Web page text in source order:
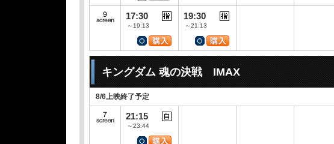
17:30
～19:13
19:30
～21:13
キングダム 魂の決戦 IMAX
8/6上映終了予定
21:15
～23:44